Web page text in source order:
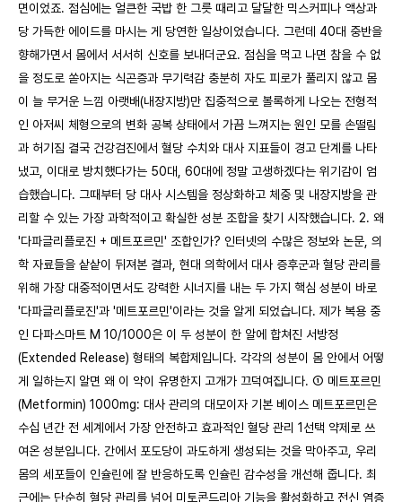
면이었죠. 점심에는 얼큰한 국밥 한 그릇 때리고 달달한 믹스커피나 액상과
당 가득한 에이드를 마시는 게 당연한 일상이었습니다. 그런데 40대 중반을
향해가면서 몸에서 서서히 신호를 보내더군요. 점심을 먹고 나면 참을 수 없
을 정도로 쏟아지는 식곤증과 무기력감 충분히 자도 피로가 풀리지 않고 몸
이 늘 무거운 느낌 아랫배(내장지방)만 집중적으로 볼록하게 나오는 전형적
인 아저씨 체형으로의 변화 공복 상태에서 가끔 느껴지는 원인 모를 손떨림
과 허기짐 결국 건강검진에서 혈당 수치와 대사 지표들이 경고 단계를 나타
냈고, 이대로 방치했다가는 50대, 60대에 정말 고생하겠다는 위기감이 엄
습했습니다. 그때부터 당 대사 시스템을 정상화하고 체중 및 내장지방을 관
리할 수 있는 가장 과학적이고 확실한 성분 조합을 찾기 시작했습니다. 2. 왜
'다파글리플로진 + 메트포르민' 조합인가? 인터넷의 수많은 정보와 논문, 의
학 자료들을 샅샅이 뒤져본 결과, 현대 의학에서 대사 증후군과 혈당 관리를
위해 가장 대중적이면서도 강력한 시너지를 내는 두 가지 핵심 성분이 바로
'다파글리플로진'과 '메트포르민'이라는 것을 알게 되었습니다. 제가 복용 중
인 다파스마트 M 10/1000은 이 두 성분이 한 알에 합쳐진 서방정
(Extended Release) 형태의 복합제입니다. 각각의 성분이 몸 안에서 어떻
게 일하는지 알면 왜 이 약이 유명한지 고개가 끄덕여집니다. ① 메트포르민
(Metformin) 1000mg: 대사 관리의 대모이자 기본 베이스 메트포르민은
수십 년간 전 세계에서 가장 안전하고 효과적인 혈당 관리 1선택 약제로 쓰
여온 성분입니다. 간에서 포도당이 과도하게 생성되는 것을 막아주고, 우리
몸의 세포들이 인슐린에 잘 반응하도록 인슐린 감수성을 개선해 줍니다. 최
근에는 단순히 혈당 관리를 넘어 미토콘드리아 기능을 활성화하고 전신 염증